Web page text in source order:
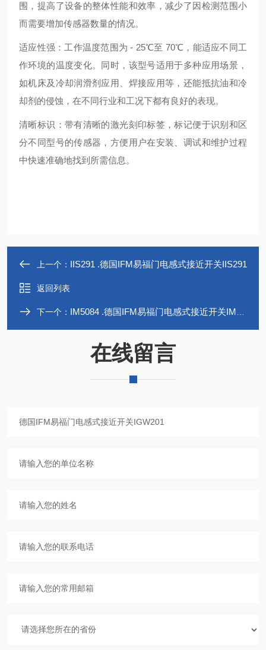
围，提高了设备的整体性能和效率，减少了因检测范围小
而需要增加传感器数量的情况。
适应性强：工作温度范围为 - 25℃至 70℃，能适应不同工
作环境的温度变化。同时，该型号适用于多种应用场景，
如机床及冷却润滑剂应用、焊接应用等，还能抵抗油和冷
却剂的侵蚀，在不同行业和工况下都有良好的表现。
清晰标识：带有清晰的激光刻印标签，标记便于识别和区
分不同型号的传感器，方便用户在安装、调试和维护过程
中快速准确地找到所需信息。
上一个： IIS291 .德国IFM易福门电感式接近开关IIS291
返回列表
下一个： IM5084 .德国IFM易福门电感式接近开关IM5084
在线留言